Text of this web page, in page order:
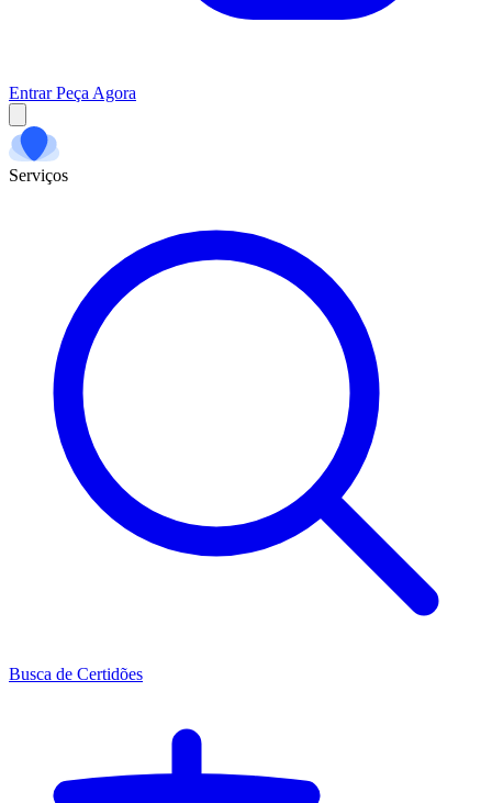
Entrar Peça Agora
Serviços
Busca de Certidões